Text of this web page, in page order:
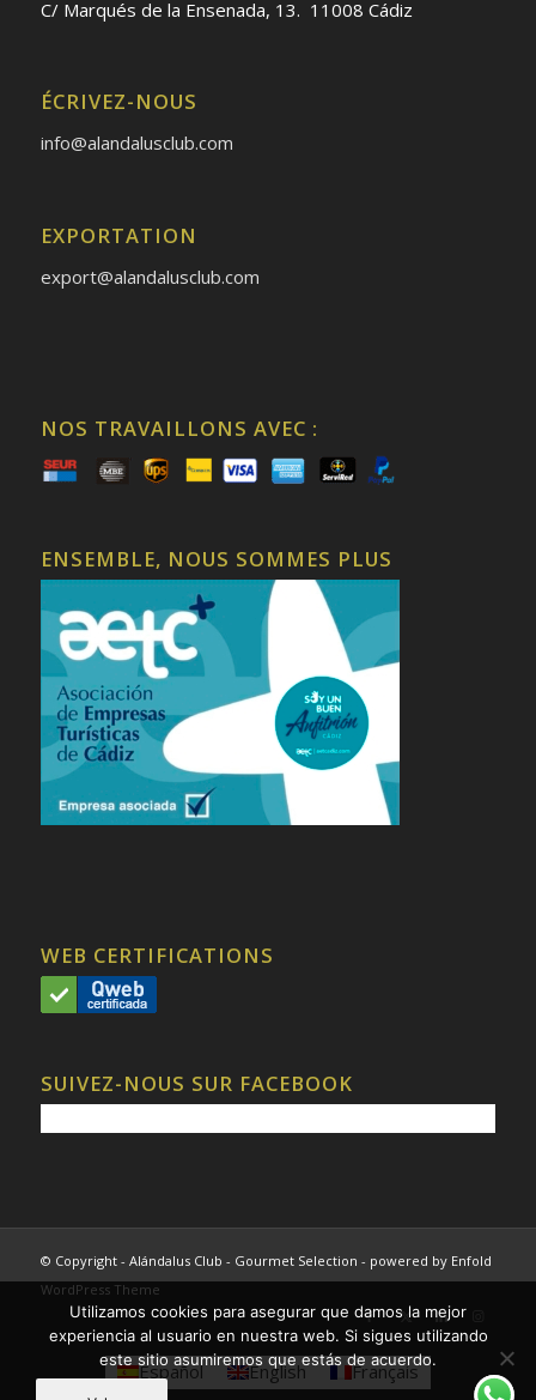
C/ Marqués de la Ensenada, 13. 11008 Cádiz
ÉCRIVEZ-NOUS
info@alandalusclub.com
EXPORTATION
export@alandalusclub.com
NOS TRAVAILLONS AVEC :
ENSEMBLE, NOUS SOMMES PLUS
WEB CERTIFICATIONS
SUIVEZ-NOUS SUR FACEBOOK
© Copyright - Alándalus Club - Gourmet Selection - powered by Enfold
WordPress Theme
Español English Français
Utilizamos cookies para asegurar que damos la mejor
experiencia al usuario en nuestra web. Si sigues utilizando
este sitio asumiremos que estás de acuerdo.